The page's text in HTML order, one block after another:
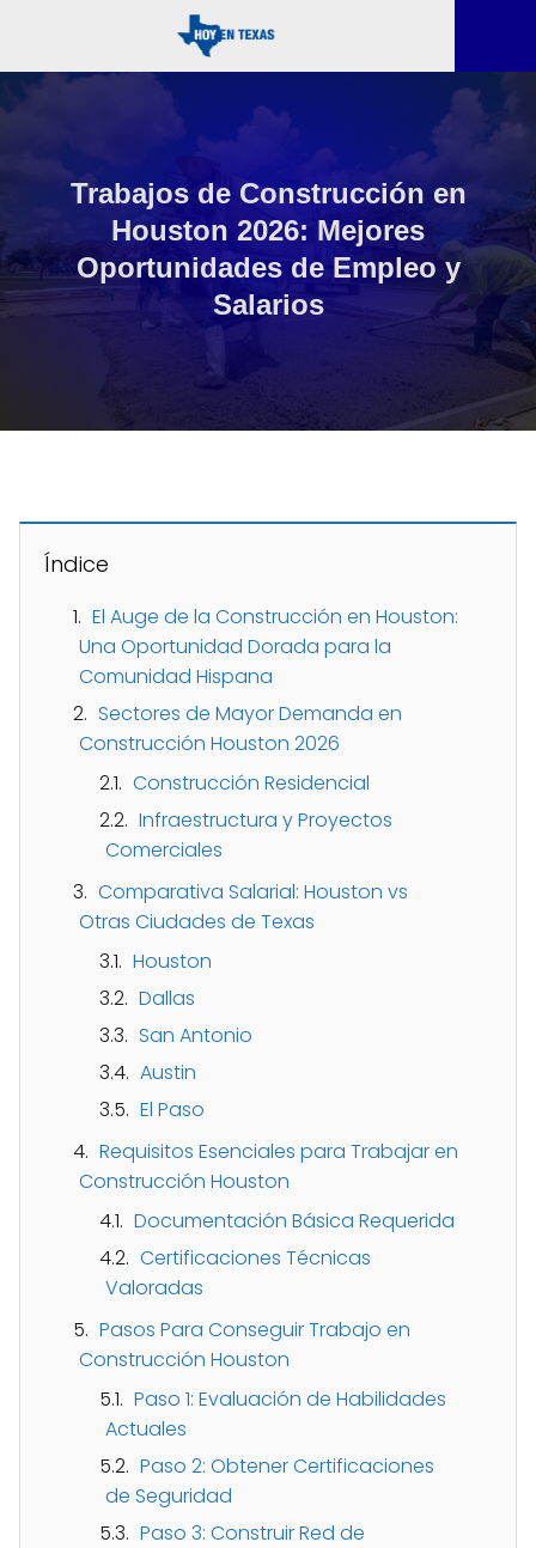
Trabajos de Construcción en
Houston 2026: Mejores
Oportunidades de Empleo y
Salarios
Índice
El Auge de la Construcción en Houston:
Una Oportunidad Dorada para la
Comunidad Hispana
Sectores de Mayor Demanda en
Construcción Houston 2026
Construcción Residencial
Infraestructura y Proyectos
Comerciales
Comparativa Salarial: Houston vs
Otras Ciudades de Texas
Houston
Dallas
San Antonio
Austin
El Paso
Requisitos Esenciales para Trabajar en
Construcción Houston
Documentación Básica Requerida
Certificaciones Técnicas
Valoradas
Pasos Para Conseguir Trabajo en
Construcción Houston
Paso 1: Evaluación de Habilidades
Actuales
Paso 2: Obtener Certificaciones
de Seguridad
Paso 3: Construir Red de